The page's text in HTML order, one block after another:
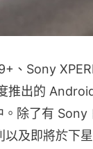
、Sony
推出的
除了有 Sony
及即將於下